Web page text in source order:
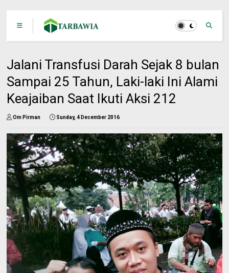
Jalani Transfusi Darah Sejak 8 bulan
Sampai 25 Tahun, Laki-laki Ini Alami
Keajaiban Saat Ikuti Aksi 212
Om Pirman Sunday, 4 December 2016